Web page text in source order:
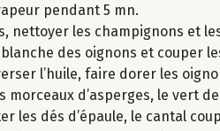
pendant 5 mn.
nettoyer les champignons et
des oignons et couper
l’huile, faire dorer les
morceaux d’asperges, le vert
les dés d’épaule, le cantal